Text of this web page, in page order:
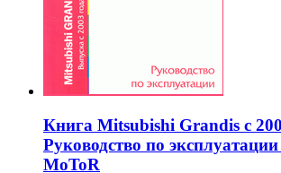
Книга Mitsubishi Grandis c
Руководство по
MoToR